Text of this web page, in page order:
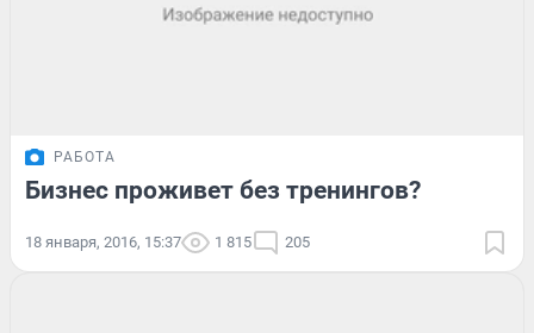
РАБОТА
Бизнес проживет без тренингов?
18 января, 2016, 15:37 1 815 205